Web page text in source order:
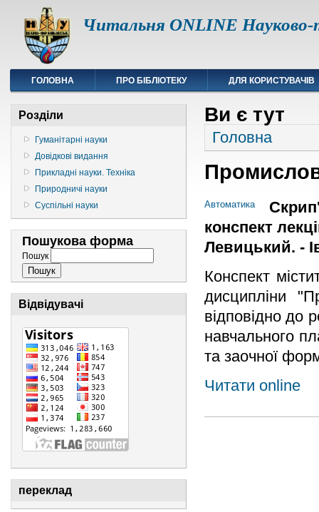
Читальня ONLINE Науково-
ГОЛОВНА ПРО БІБЛІОТЕКУ ДЛЯ КОРИСТУВАЧІВ
Розділи
Гуманітарні науки
Довідкові видання
Прикладні науки. Техніка
Природничі науки
Суспільні науки
Пошукова форма
Пошук
Відвідувачі
переклад
Ви є тут
Головна
Автоматика
конспект
Левицький. -
Конспект
дисципліни
відповідно до
навчального
та заочної
Читати online